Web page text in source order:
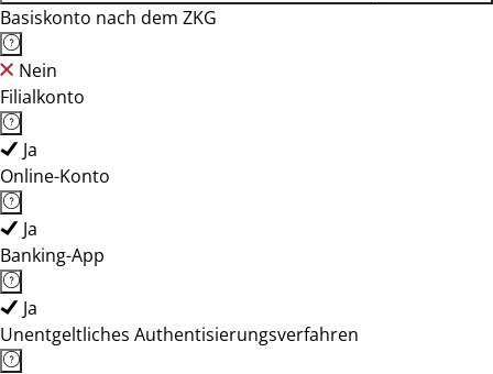
Basiskonto nach dem ZKG
Nein
Filialkonto
Ja
Online-Konto
Ja
Banking-App
Ja
Unentgeltliches Authentisierungsverfahren